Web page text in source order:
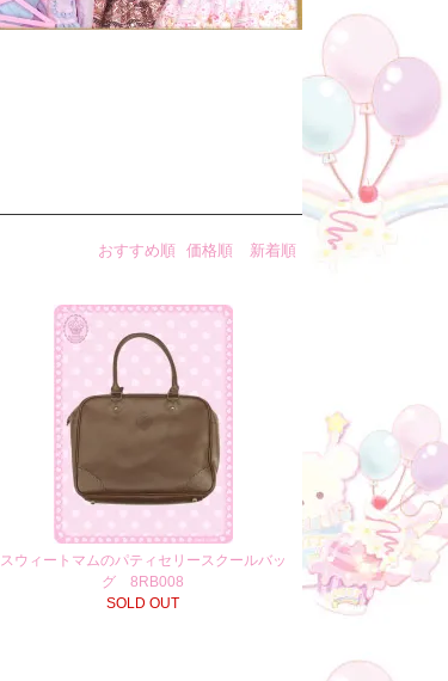
おすすめ順 価格順 新着順
スウィートマムのパティセリースクールバッ
グ 8RB008
SOLD OUT